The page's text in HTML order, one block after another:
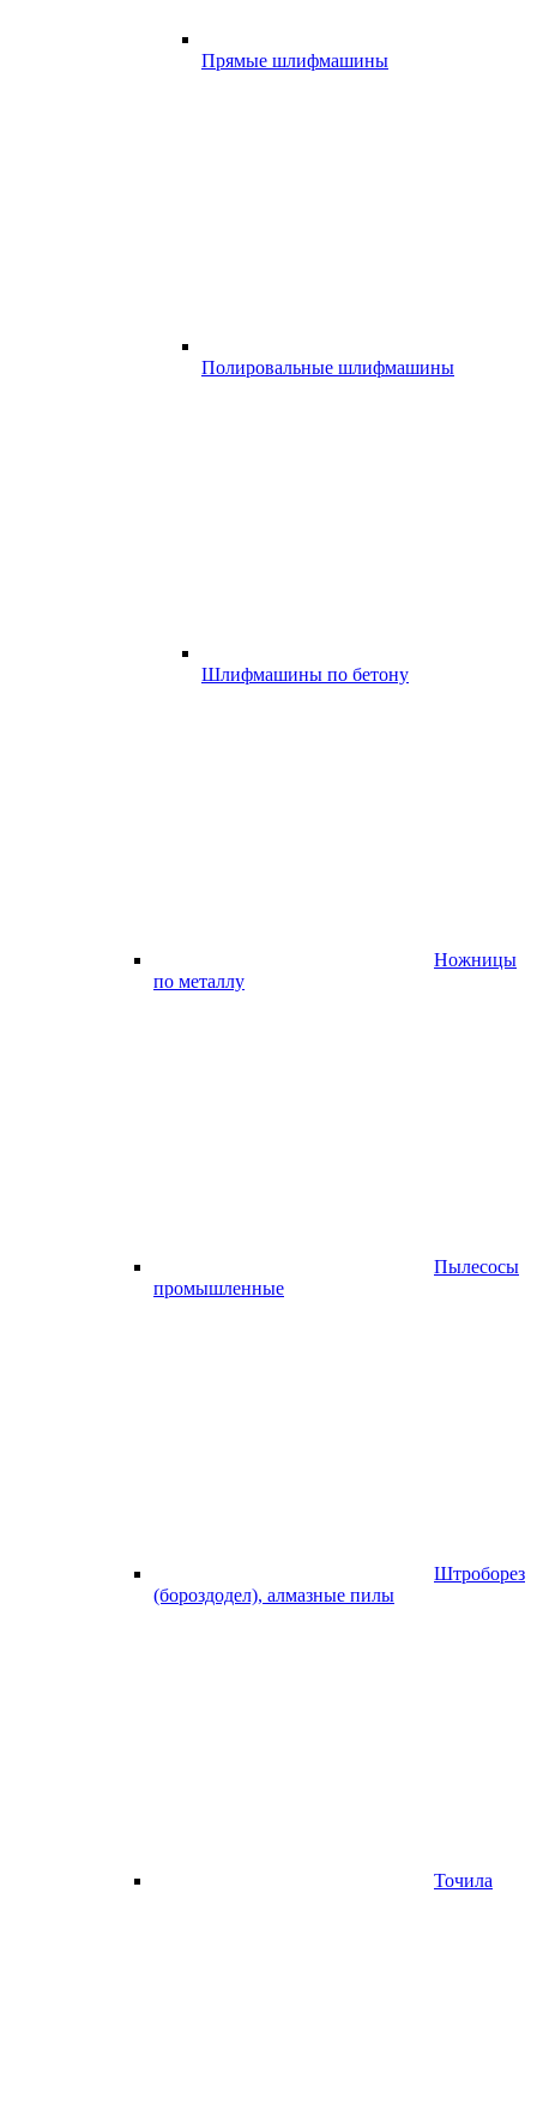
Прямые шлифмашины
Полировальные шлифмашины
Шлифмашины по бетону
Ножницы
по металлу
Пылесосы
промышленные
Штроборез
(бороздодел), алмазные пилы
Точила